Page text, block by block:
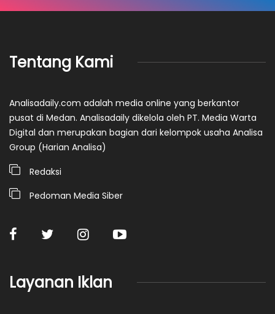
Tentang Kami
Analisadaily.com adalah media online yang berkantor
pusat di Medan. Analisadaily dikelola oleh PT. Media Warta
Digital dan merupakan bagian dari kelompok usaha Analisa
Group (Harian Analisa)
Redaksi
Pedoman Media Siber
Layanan Iklan